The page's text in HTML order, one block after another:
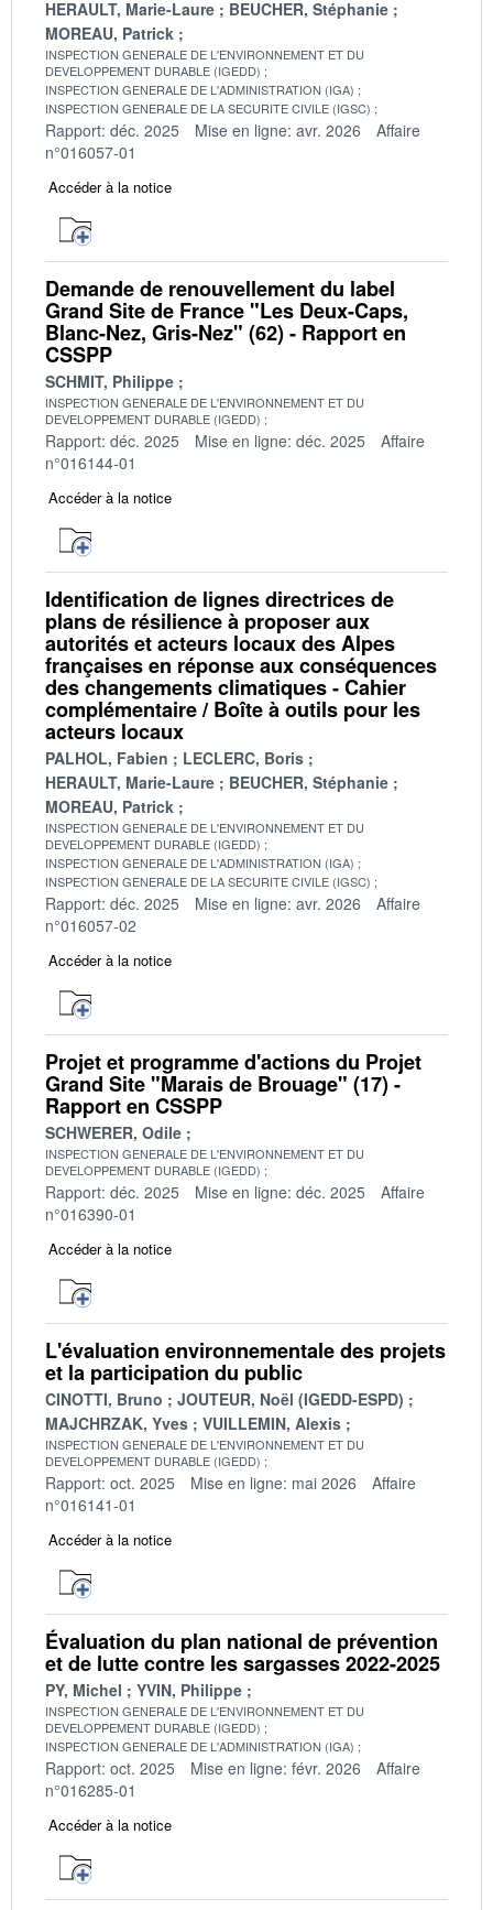
HERAULT, Marie-Laure
BEUCHER, Stéphanie
MOREAU, Patrick
INSPECTION GENERALE DE L'ENVIRONNEMENT ET DU
DEVELOPPEMENT DURABLE (IGEDD)
INSPECTION GENERALE DE L'ADMINISTRATION (IGA)
INSPECTION GENERALE DE LA SECURITE CIVILE (IGSC)
Rapport: déc. 2025 Mise en ligne: avr. 2026
Affaire
n°016057-01
Accéder à la notice
Demande de renouvellement du label
Grand Site de France "Les Deux-Caps,
Blanc-Nez, Gris-Nez" (62) - Rapport en
CSSPP
SCHMIT, Philippe
INSPECTION GENERALE DE L'ENVIRONNEMENT ET DU
DEVELOPPEMENT DURABLE (IGEDD)
Rapport: déc. 2025 Mise en ligne: déc. 2025
Affaire
n°016144-01
Accéder à la notice
Identification de lignes directrices de
plans de résilience à proposer aux
autorités et acteurs locaux des Alpes
françaises en réponse aux conséquences
des changements climatiques - Cahier
complémentaire / Boîte à outils pour les
acteurs locaux
PALHOL, Fabien
LECLERC, Boris
HERAULT, Marie-Laure
BEUCHER, Stéphanie
MOREAU, Patrick
INSPECTION GENERALE DE L'ENVIRONNEMENT ET DU
DEVELOPPEMENT DURABLE (IGEDD)
INSPECTION GENERALE DE L'ADMINISTRATION (IGA)
INSPECTION GENERALE DE LA SECURITE CIVILE (IGSC)
Rapport: déc. 2025 Mise en ligne: avr. 2026
Affaire
n°016057-02
Accéder à la notice
Projet et programme d'actions du Projet
Grand Site "Marais de Brouage" (17) -
Rapport en CSSPP
SCHWERER, Odile
INSPECTION GENERALE DE L'ENVIRONNEMENT ET DU
DEVELOPPEMENT DURABLE (IGEDD)
Rapport: déc. 2025 Mise en ligne: déc. 2025
Affaire
n°016390-01
Accéder à la notice
L'évaluation environnementale des projets
et la participation du public
CINOTTI, Bruno
JOUTEUR, Noël (IGEDD-ESPD)
MAJCHRZAK, Yves
VUILLEMIN, Alexis
INSPECTION GENERALE DE L'ENVIRONNEMENT ET DU
DEVELOPPEMENT DURABLE (IGEDD)
Rapport: oct. 2025 Mise en ligne: mai 2026
Affaire
n°016141-01
Accéder à la notice
Évaluation du plan national de prévention
et de lutte contre les sargasses 2022-2025
PY, Michel YVIN, Philippe
INSPECTION GENERALE DE L'ENVIRONNEMENT ET DU
DEVELOPPEMENT DURABLE (IGEDD)
INSPECTION GENERALE DE L'ADMINISTRATION (IGA)
Rapport: oct. 2025 Mise en ligne: févr. 2026
Affaire
n°016285-01
Accéder à la notice